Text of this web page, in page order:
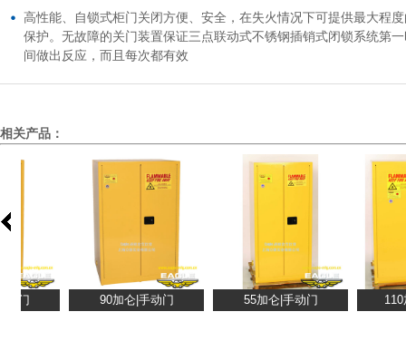
高性能、自锁式柜门关闭方便、安全，在失火情况下可提供最大程
保护。无故障的关门装置保证三点联动式不锈钢插销式闭锁系统第
间做出反应，而且每次都有效
相关产品：